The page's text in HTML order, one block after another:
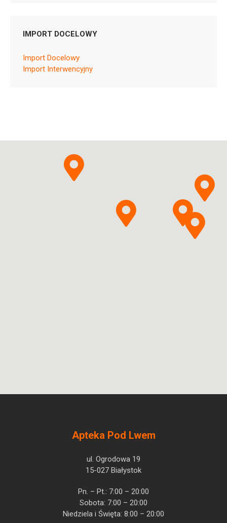
IMPORT DOCELOWY
Import Docelowy
Import Interwencyjny
Apteka Pod Lwem
ul. Ogrodowa 19
15-027 Białystok
Pn. – Pt.: 7:00 – 20:00
Sobota: 7:00 – 20:00
Niedziela i Święta: 8:00 – 20:00